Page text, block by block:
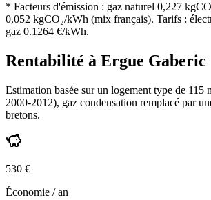
* Facteurs d'émission : gaz naturel 0,227
0,052 kgCO₂/kWh (mix français). Tarifs :
gaz 0.1264 €/kWh.
Rentabilité à Ergue Gaberic
Estimation basée sur un logement type de 115
2000-2012), gaz condensation remplacé par
bretons.
530 €
Économie / an